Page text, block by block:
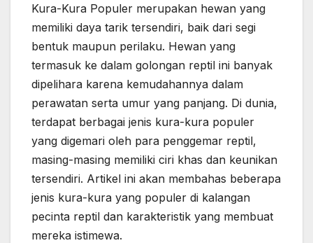
Kura-Kura Populer merupakan hewan yang
memiliki daya tarik tersendiri, baik dari segi
bentuk maupun perilaku. Hewan yang
termasuk ke dalam golongan reptil ini banyak
dipelihara karena kemudahannya dalam
perawatan serta umur yang panjang. Di dunia,
terdapat berbagai jenis kura-kura populer
yang digemari oleh para penggemar reptil,
masing-masing memiliki ciri khas dan keunikan
tersendiri. Artikel ini akan membahas beberapa
jenis kura-kura yang populer di kalangan
pecinta reptil dan karakteristik yang membuat
mereka istimewa.